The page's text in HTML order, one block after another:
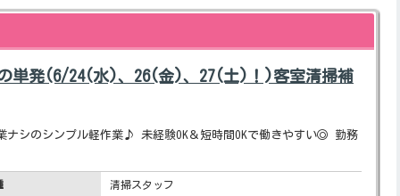
単発(6/24(水)、26(金)、27(土)！)客室清掃補
ナシのシンプル軽作業♪ 未経験OK＆短時間OKで働きやすい◎ 勤務
清掃スタッフ